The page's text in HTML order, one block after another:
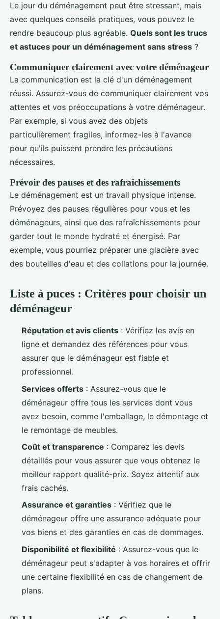
Le jour du déménagement peut être stressant, mais
avec quelques conseils pratiques, vous pouvez le
rendre beaucoup plus agréable. Quels sont les trucs
et astuces pour un déménagement sans stress ?
Communiquer clairement avec votre déménageur
La communication est la clé d'un déménagement
réussi. Assurez-vous de communiquer clairement vos
attentes et vos préoccupations à votre déménageur.
Par exemple, si vous avez des objets
particulièrement fragiles, informez-les à l'avance
pour qu'ils puissent prendre les précautions
nécessaires.
Prévoir des pauses et des rafraîchissements
Le déménagement est un travail physique intense.
Prévoyez des pauses régulières pour vous et les
déménageurs, ainsi que des rafraîchissements pour
garder tout le monde hydraté et énergisé. Par
exemple, vous pourriez préparer une glacière avec
des bouteilles d'eau et des collations pour la journée.
Liste à puces : Critères pour choisir un
déménageur
Réputation et avis clients : Vérifiez les avis en
ligne et demandez des références pour vous
assurer que le déménageur est fiable et
professionnel.
Services offerts : Assurez-vous que le
déménageur offre tous les services dont vous
avez besoin, comme l'emballage, le démontage et
le remontage de meubles.
Coût et transparence : Comparez les devis
détaillés pour vous assurer que vous obtenez le
meilleur rapport qualité-prix. Soyez attentif aux
frais cachés.
Assurance et garanties : Vérifiez que le
déménageur offre une assurance adéquate pour
vos biens et des garanties en cas de dommages.
Disponibilité et flexibilité : Assurez-vous que le
déménageur peut s'adapter à vos horaires et offrir
une certaine flexibilité en cas de changement de
plans.